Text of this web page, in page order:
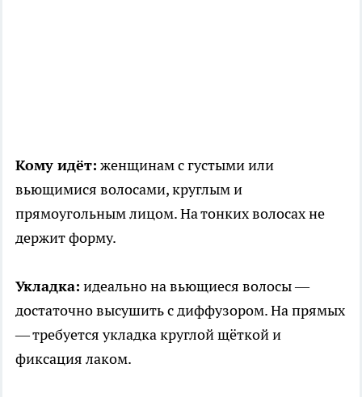
Кому идёт: женщинам с густыми или
вьющимися волосами, круглым и
прямоугольным лицом. На тонких волосах не
держит форму.
Укладка: идеально на вьющиеся волосы —
достаточно высушить с диффузором. На прямых
— требуется укладка круглой щёткой и
фиксация лаком.